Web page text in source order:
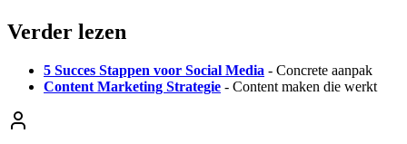
Verder lezen
5 Succes Stappen voor Social Media - Concrete aanpak
Content Marketing Strategie - Content maken die werkt